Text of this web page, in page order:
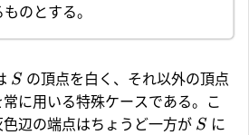
のとする。
S の頂点を白く、それ以外の頂点
に用いる特殊ケースである。こ
辺の端点はちょうど一方が S に